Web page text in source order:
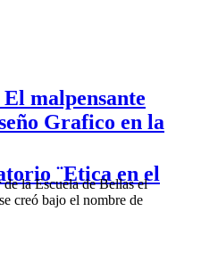
malpensante
¨Etica en el
Grafico en la
la Escuela de Bellas el
creó bajo el nombre de